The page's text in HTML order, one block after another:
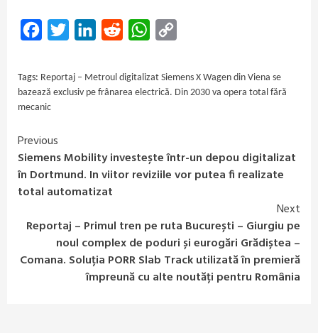
FacebookTwitter LinkedInReddit WhatsApp
Tags: Reportaj – Metroul digitalizat Siemens X Wagen din Viena se
bazează exclusiv pe frânarea electrică. Din 2030 va opera total fără
mecanic
Continue
Reading
Previous
Siemens Mobility investește într-un depou digitalizat
în Dortmund. In viitor reviziile vor putea fi realizate
total automatizat
Next
Reportaj – Primul tren pe ruta București – Giurgiu pe
noul complex de poduri și eurogări Grădiștea –
Comana. Soluția PORR Slab Track utilizată în premieră
împreună cu alte noutăți pentru România